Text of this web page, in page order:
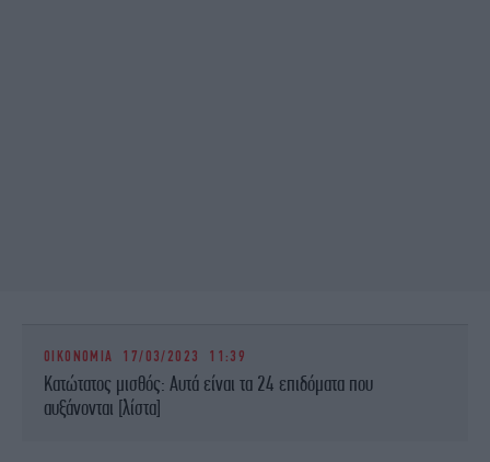
ΟΙΚΟΝΟΜΙΑ 17/03/2023 11:39
Κατώτατος μισθός: Αυτά είναι τα 24 επιδόματα που
αυξάνονται [λίστα]